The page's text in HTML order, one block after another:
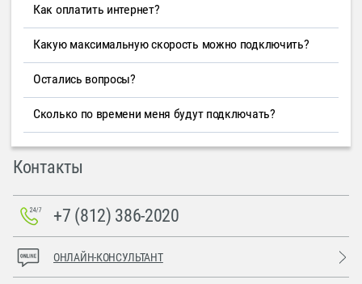
Как оплатить интернет?
Какую максимальную скорость можно подключить?
Остались вопросы?
Сколько по времени меня будут подключать?
Контакты
+7 (812) 386-2020
ОНЛАЙН-КОНСУЛЬТАНТ